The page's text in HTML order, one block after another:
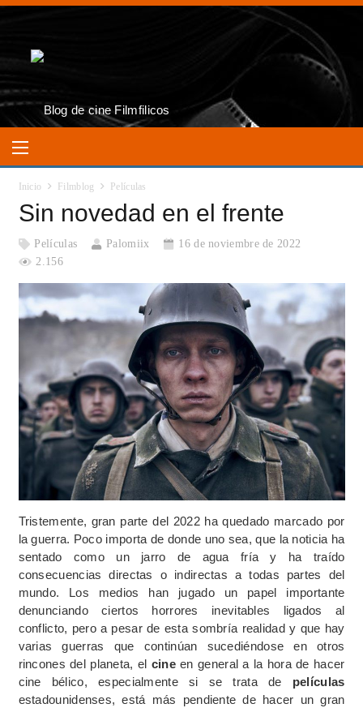
Inicio Filmblog Películas
Sin novedad en el frente
Películas Palomiix
16 de noviembre de 2022
2.156
Tristemente, gran parte del 2022 ha quedado marcado por
la guerra. Poco importa de donde uno sea, que la noticia ha
sentado como un jarro de agua fría y ha traído
consecuencias directas o indirectas a todas partes del
mundo. Los medios han jugado un papel importante
denunciando ciertos horrores inevitables ligados al
conflicto, pero a pesar de esta sombría realidad y que hay
varias guerras que continúan sucediéndose en otros
rincones del planeta, el cineen general a la hora de hacer
cine bélico, especialmente si se trata de películas
estadounidenses, está más pendiente de hacer un gran